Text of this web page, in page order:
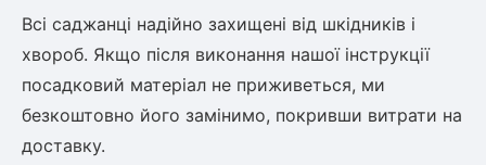
Всі саджанці надійно захищені від шкідників і
хвороб. Якщо після виконання нашої інструкції
посадковий матеріал не приживеться, ми
безкоштовно його замінимо, покривши витрати на
доставку.